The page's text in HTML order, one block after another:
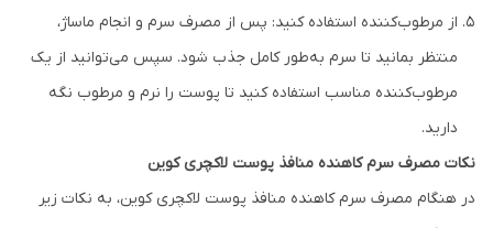
از مرطوب‌کننده استفاده کنید: پس از مصرف سرم و انجام ماساژ،
منتظر بمانید تا سرم به‌طور کامل جذب شود. سپس می‌توانید از یک
مرطوب‌کننده مناسب استفاده کنید تا پوست را نرم و مرطوب نگه
دارید.
نکات مصرف سرم کاهنده منافذ پوست لاکچری کوین
در هنگام مصرف سرم کاهنده منافذ پوست لاکچری کوین، به نکات زیر